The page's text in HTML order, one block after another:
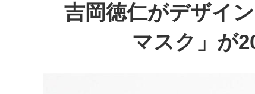
吉岡徳仁がデザイ
マスク」が